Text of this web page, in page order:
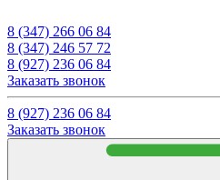
8 (347) 266 06 84
8 (347) 246 57 72
8 (927) 236 06 84
Заказать звонок
8 (927) 236 06 84
Заказать звонок